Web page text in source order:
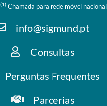
(1) Chamada para rede móvel nacional
info@sigmund.pt
Consultas
Perguntas Frequentes
Parcerias